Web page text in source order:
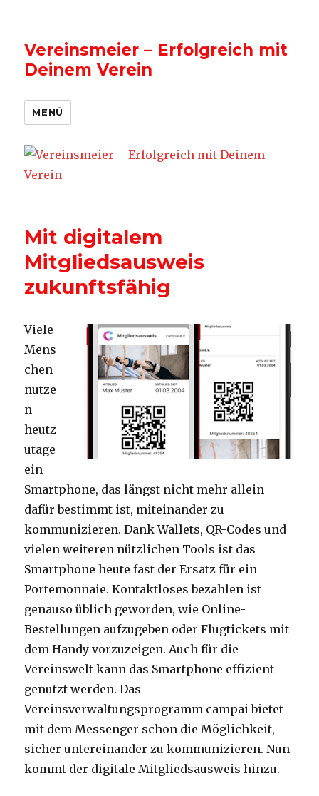
Vereinsmeier – Erfolgreich mit
Deinem Verein
MENÜ
Mit digitalem
Mitgliedsausweis
zukunftsfähig
Viele
Mens
chen
nutze
n
heutz
utage
ein
Smartphone, das längst nicht mehr allein
dafür bestimmt ist, miteinander zu
kommunizieren. Dank Wallets, QR-Codes und
vielen weiteren nützlichen Tools ist das
Smartphone heute fast der Ersatz für ein
Portemonnaie. Kontaktloses bezahlen ist
genauso üblich geworden, wie Online-
Bestellungen aufzugeben oder Flugtickets mit
dem Handy vorzuzeigen. Auch für die
Vereinswelt kann das Smartphone effizient
genutzt werden. Das
Vereinsverwaltungsprogramm campai bietet
mit dem Messenger schon die Möglichkeit,
sicher untereinander zu kommunizieren. Nun
kommt der digitale Mitgliedsausweis hinzu.